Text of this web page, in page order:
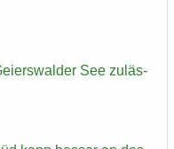
See zu­läs­